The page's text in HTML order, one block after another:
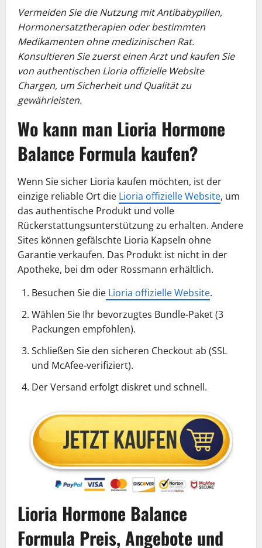
Vermeiden Sie die Nutzung mit Antibabypillen,
Hormonersatztherapien oder bestimmten
Medikamenten ohne medizinischen Rat.
Konsultieren Sie zuerst einen Arzt und kaufen Sie
von authentischen Lioria offizielle Website
Chargen, um Sicherheit und Qualität zu
gewährleisten.
Wo kann man Lioria Hormone
Balance Formula kaufen?
Wenn Sie sicher Lioria kaufen möchten, ist der
einzige reliable Ort die Lioria offizielle Website, um
das authentische Produkt und volle
Rückerstattungsunterstützung zu erhalten. Andere
Sites können gefälschte Lioria Kapseln ohne
Garantie verkaufen. Das Produkt ist nicht in der
Apotheke, bei dm oder Rossmann erhältlich.
Besuchen Sie die Lioria offizielle Website.
Wählen Sie Ihr bevorzugtes Bundle-Paket (3
Packungen empfohlen).
Schließen Sie den sicheren Checkout ab (SSL
und McAfee-verifiziert).
Der Versand erfolgt diskret und schnell.
Lioria Hormone Balance
Formula Preis, Angebote und